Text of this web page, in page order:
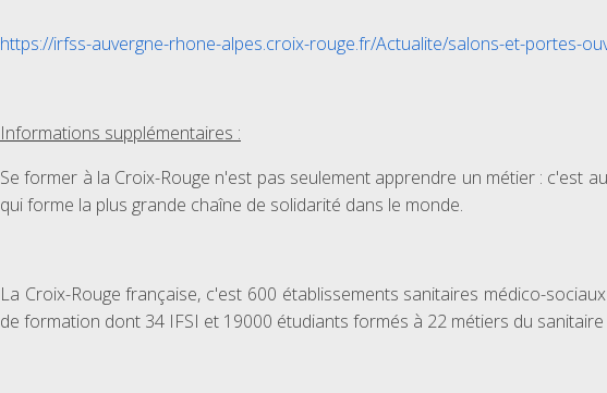
https://irfss-auvergne-rhone-alpes.croix-rouge.fr/Actualite/salons-et-portes-
Informations supplémentaires :
Se former à la Croix-Rouge n'est pas seulement apprendre un métier : c'est
qui forme la plus grande chaîne de solidarité dans le monde.
La Croix-Rouge française, c'est 600 établissements sanitaires médico-
de formation dont 34 IFSI et 19000 étudiants formés à 22 métiers du